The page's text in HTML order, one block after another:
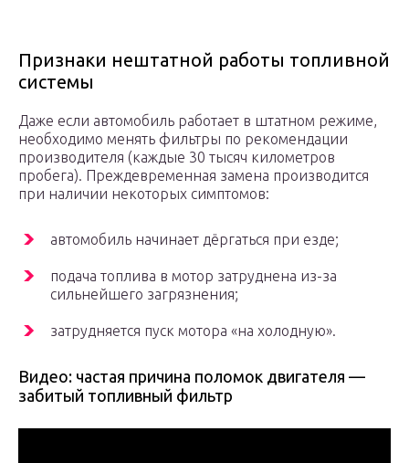
Признаки нештатной работы топливной
системы
Даже если автомобиль работает в штатном режиме,
необходимо менять фильтры по рекомендации
производителя (каждые 30 тысяч километров
пробега). Преждевременная замена производится
при наличии некоторых симптомов:
автомобиль начинает дёргаться при езде;
подача топлива в мотор затруднена из-за
сильнейшего загрязнения;
затрудняется пуск мотора «на холодную».
Видео: частая причина поломок двигателя —
забитый топливный фильтр